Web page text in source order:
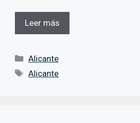
Leer más
Categorías
Alicante
Etiquetas
Alicante